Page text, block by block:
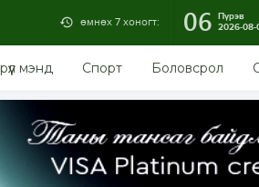
өмнөх 7 хоногт: 06 Пүрэв
2026-08-
мэнд Спорт Боловсрол